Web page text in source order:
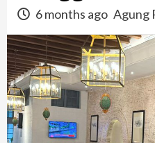
6 months ago Agung